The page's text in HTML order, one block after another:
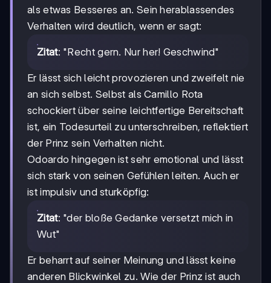
als etwas Besseres an. Sein herablassendes
Verhalten wird deutlich, wenn er sagt:
Zitat: "Recht gern. Nur her! Geschwind"
Er lässt sich leicht provozieren und zweifelt nie
an sich selbst. Selbst als Camillo Rota
schockiert über seine leichtfertige Bereitschaft
ist, ein Todesurteil zu unterschreiben, reflektiert
der Prinz sein Verhalten nicht.
Odoardo hingegen ist sehr emotional und lässt
sich stark von seinen Gefühlen leiten. Auch er
ist impulsiv und sturköpfig:
Zitat: "der bloße Gedanke versetzt mich in
Wut"
Er beharrt auf seiner Meinung und lässt keine
anderen Blickwinkel zu. Wie der Prinz ist auch